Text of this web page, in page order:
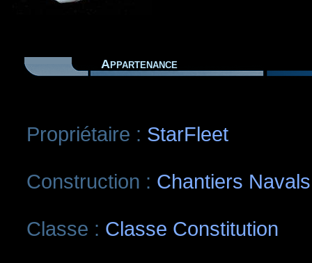
Appartenance
Propriétaire : StarFleet
Construction : Chantiers
Classe : Classe Constitution